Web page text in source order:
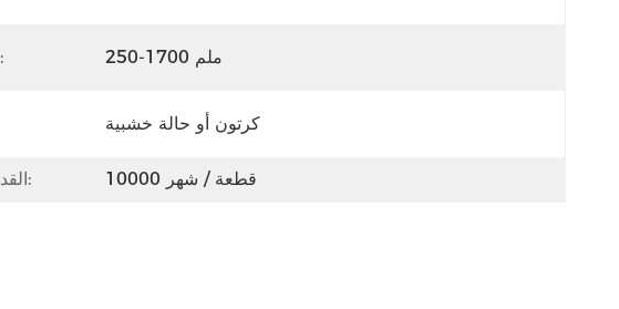
قطر التوربينات: 250-1700 ملم
كرتون أو حالة خشبية
القدرة على العرض: 10000 قطعة / شهر